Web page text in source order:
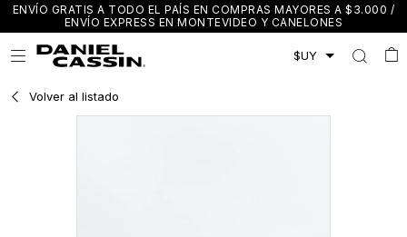
ENVÍO GRATIS A TODO EL PAÍS EN COMPRAS MAYORES A $3.000 /
ENVÍO EXPRESS EN MONTEVIDEO Y CANELONES

Volver al listado